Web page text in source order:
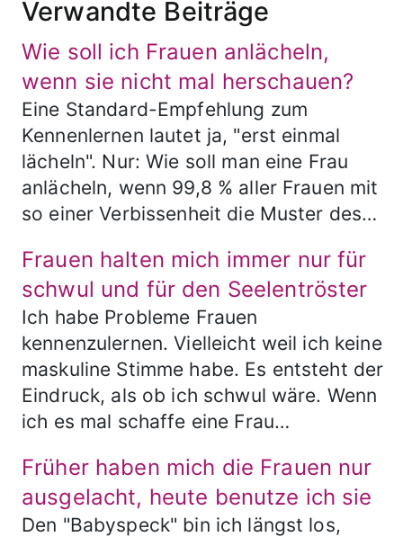
Verwandte Beiträge
Wie soll ich Frauen anlächeln,
wenn sie nicht mal herschauen?
Eine Standard-Empfehlung zum
Kennenlernen lautet ja, "erst einmal
lächeln". Nur: Wie soll man eine Frau
anlächeln, wenn 99,8 % aller Frauen mit
so einer Verbissenheit die Muster des…
Frauen halten mich immer nur für
schwul und für den Seelentröster
Ich habe Probleme Frauen
kennenzulernen. Vielleicht weil ich keine
maskuline Stimme habe. Es entsteht der
Eindruck, als ob ich schwul wäre. Wenn
ich es mal schaffe eine Frau…
Früher haben mich die Frauen nur
ausgelacht, heute benutze ich sie
Den "Babyspeck" bin ich längst los,